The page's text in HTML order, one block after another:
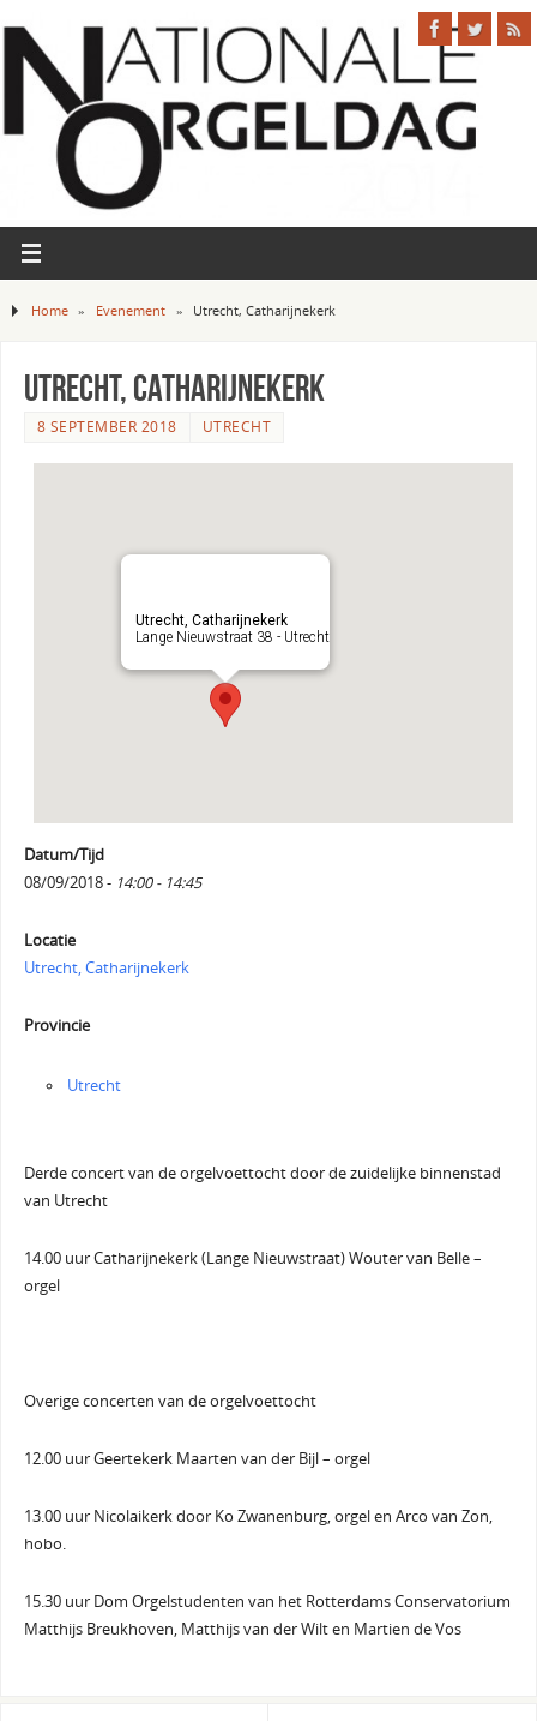
Home » Evenement » Utrecht, Catharijnekerk
Utrecht, Catharijnekerk
8 SEPTEMBER 2018 UTRECHT
Utrecht, Catharijnekerk
Lange Nieuwstraat 38 - Utrecht
Datum/Tijd
08/09/2018 - 14:00 - 14:45
Locatie
Utrecht, Catharijnekerk
Provincie
Utrecht
Derde concert van de orgelvoettocht door de zuidelijke binnenstad
van Utrecht
14.00 uur Catharijnekerk (Lange Nieuwstraat) Wouter van Belle –
orgel
Overige concerten van de orgelvoettocht
12.00 uur Geertekerk Maarten van der Bijl – orgel
13.00 uur Nicolaikerk door Ko Zwanenburg, orgel en Arco van Zon,
hobo.
15.30 uur Dom Orgelstudenten van het Rotterdams Conservatorium
Matthijs Breukhoven, Matthijs van der Wilt en Martien de Vos